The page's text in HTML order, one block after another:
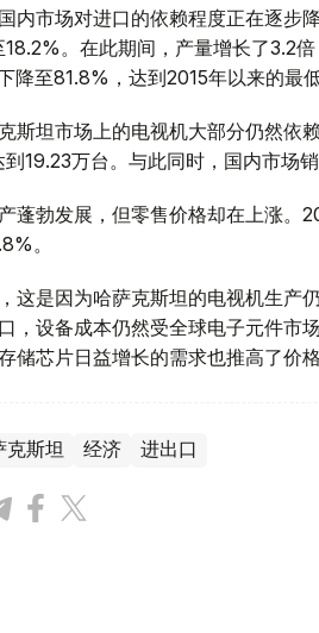
内市场对进口的依赖程度正在逐步
。在此期间，产量增长了3.2
降至81.8%，达到2015年以来的最低
斯坦市场上的电视机大部分仍然依
19.23万台。与此同时，国内市场
蓬勃发展，但零售价格却在上涨。
。
这是因为哈萨克斯坦的电视机生产
，设备成本仍然受全球电子元件市
储芯片日益增长的需求也推高了价格
克斯坦 经济 进出口